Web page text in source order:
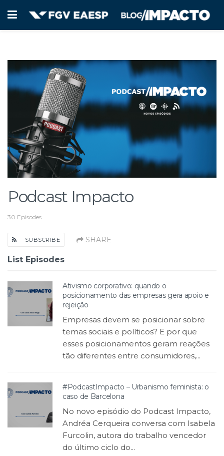
Podcast Impacto
30 Episodes
SUBSCRIBE SHARE
List Episodes
Ativismo corporativo: quando o
posicionamento das empresas gera apoio e
rejeição
Empresas devem se posicionar sobre
temas sociais e políticos? E por que
esses posicionamentos geram reações
tão diferentes entre consumidores,...
#PodcastImpacto – Urbanismo feminista: o
caso de Barcelona
No novo episódio do Podcast Impacto,
Andréa Cerqueira conversa com Isabela
Furcolin, autora do trabalho vencedor
do último ciclo do...